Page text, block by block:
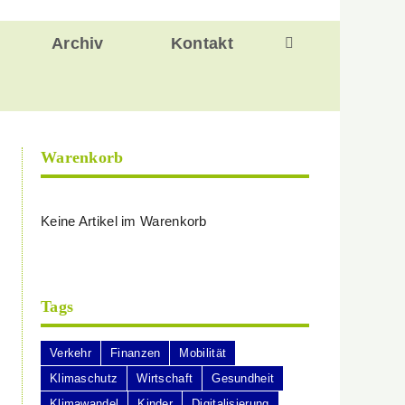
Archiv Kontakt
Warenkorb
Keine Artikel im Warenkorb
Tags
Verkehr Finanzen
Mobilität
Klimaschutz
Wirtschaft
Gesundheit